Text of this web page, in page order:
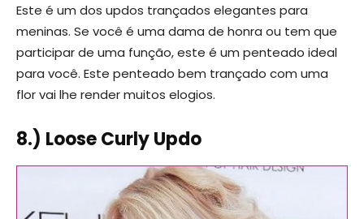
Este é um dos updos trançados elegantes para
meninas. Se você é uma dama de honra ou tem que
participar de uma função, este é um penteado ideal
para você. Este penteado bem trançado com uma
flor vai lhe render muitos elogios.
8.) Loose Curly Updo